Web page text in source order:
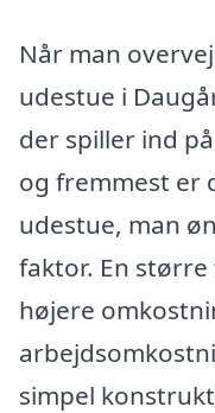
Når man
udestue i
der spiller ind
og fremmest er
udestue, man
faktor. En
højere
simpel